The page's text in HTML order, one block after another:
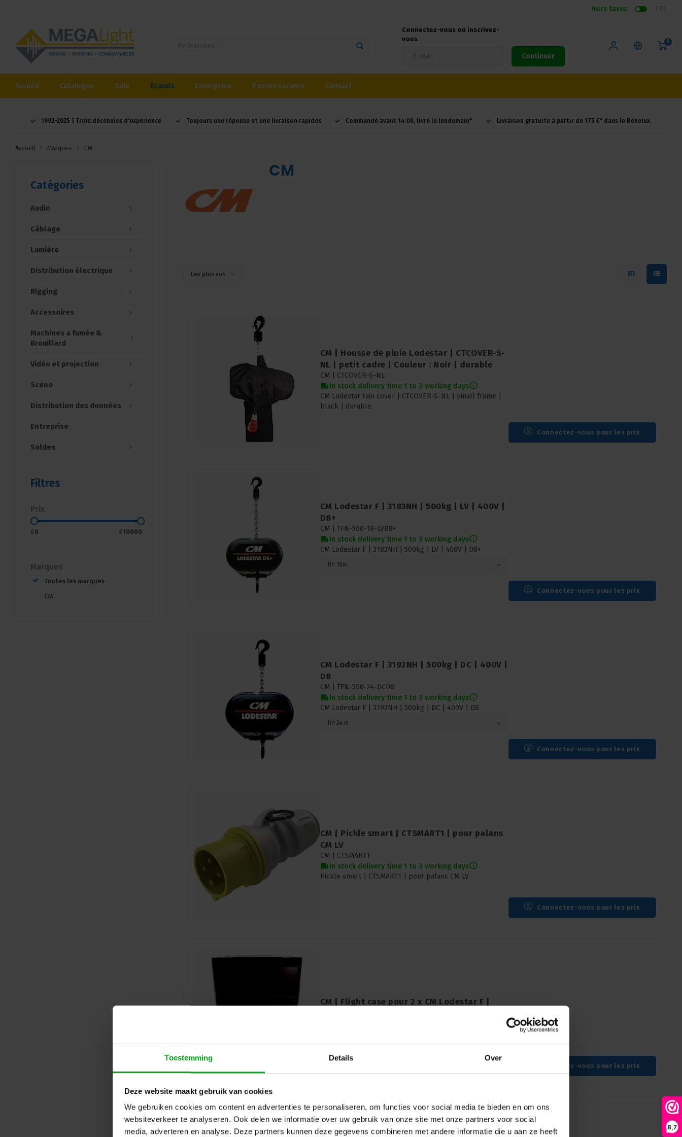
Toestemming Details Over
Deze website maakt gebruik van cookies
We gebruiken cookies om content en advertenties te personaliseren, om functies voor social media te bieden en om ons
websiteverkeer te analyseren. Ook delen we informatie over uw gebruik van onze site met onze partners voor social
media, adverteren en analyse. Deze partners kunnen deze gegevens combineren met andere informatie die u aan ze heeft
8,7
Hors taxes
Connectez-vous ou inscrivez-
vous
Continuer
0
Accueil Catalogue Sale Brands Enterprise Postes vacants Contact
1992-2025 | Trois décennies d'expérience Toujours une réponse et une livraison rapides Commandé avant 14:00, livré le lendemain* Livraison gratuite à partir de 175 €* dans le Benelux.
Accueil Marques CM
Catégories
Audio
Câblage
Lumière
Distribution électrique
Rigging
Accessoires
Machines a fumée &
Brouillard
Vidéo et projection
Scène
Distribution des données
Entreprise
Soldes
Filtres
Prix
€0 €10000
Marques
Toutes les marques
CM
CM
Les plus vus
CM | Housse de pluie Lodestar | CTCOVER-S-
NL | petit cadre | Couleur : Noir | durable
CM | CTCOVER-S-NL
In stock delivery time 1 to 3 working days
CM Lodestar rain cover | CTCOVER-S-NL | small frame |
black | durable
Connectez-vous pour les prix
CM Lodestar F | 3183NH | 500kg | LV | 400V |
D8+
CM | TFN-500-18-LVD8+
In stock delivery time 1 to 3 working days
CM Lodestar F | 3183NH | 500kg | LV | 400V | D8+
hh 18m
Connectez-vous pour les prix
CM Lodestar F | 3192NH | 500kg | DC | 400V |
D8
CM | TFN-500-24-DCD8
In stock delivery time 1 to 3 working days
CM Lodestar F | 3192NH | 500kg | DC | 400V | D8
hh 24 m
Connectez-vous pour les prix
CM | Pickle smart | CTSMART1 | pour palans
CM LV
CM | CTSMART1
In stock delivery time 1 to 3 working days
Pickle smart | CTSMART1 | pour palans CM LV
Connectez-vous pour les prix
CM | Flight case pour 2 x CM Lodestar F |
Connectez-vous pour les prix